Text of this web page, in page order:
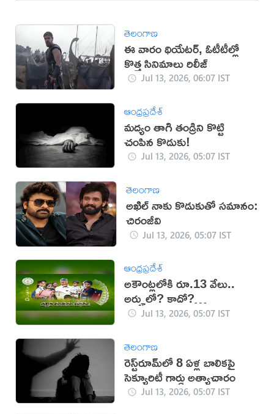
తెలంగాణ
ఈ వారం థియేటర్, ఓటీటీల్లో
కొత్త సినిమాలు రిలీజ్
Jul 13, 2026, 06:07 IST
ఆంధ్రప్రదేశ్
మద్యం తాగి తండ్రిని కొట్టి
చంపిన కొడుకు!
Jul 13, 2026, 05:07 IST
తెలంగాణ
అఖిల్‌ నాకు కొడుకుతో సమానం:
చిరంజీవి
Jul 13, 2026, 05:07 IST
ఆంధ్రప్రదేశ్
అకౌంట్లలోకి రూ.13 వేలు..
అర్హులో? కాదో?
తెలుసుకోండిలా..
Jul 13, 2026, 05:07 IST
తెలంగాణ
రెస్ట్‌రూమ్‌లో 8 ఏళ్ల బాలికపై
సెక్యూరిటీ గార్డు అత్యాచారం
Jul 13, 2026, 05:07 IST